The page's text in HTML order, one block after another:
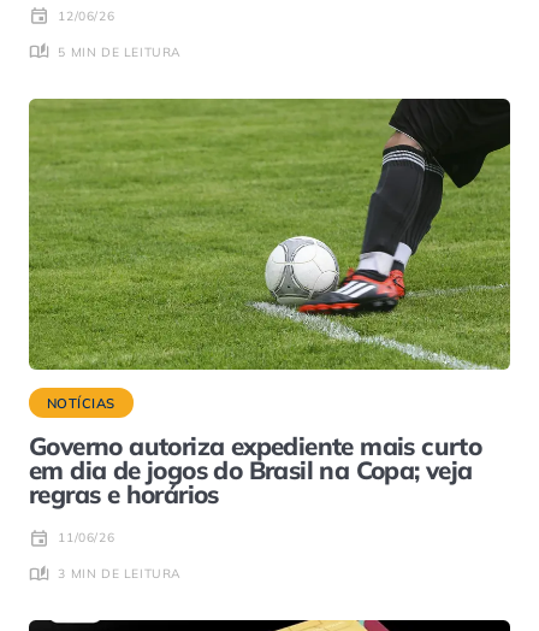
12/06/26
5 MIN DE LEITURA
NOTÍCIAS
Governo autoriza expediente mais curto
em dia de jogos do Brasil na Copa; veja
regras e horários
11/06/26
3 MIN DE LEITURA